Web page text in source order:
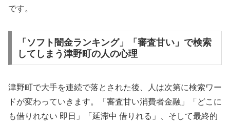
です。
「ソフト闇金ランキング」「審査甘い」で検索
してしまう津野町の人の心理
津野町で大手を連続で落とされた後、人は次第に検索ワー
ドが変わっていきます。「審査甘い消費者金融」「どこに
も借りれない 即日」「延滞中 借りれる」、そして最終的